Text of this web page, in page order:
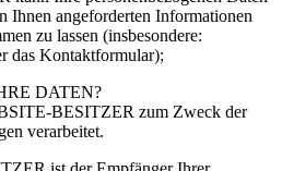
Ihnen angeforderten Informationen
zu lassen (insbesondere:
das Kontaktformular);
DATEN?
BESITZER zum Zweck der
verarbeitet.